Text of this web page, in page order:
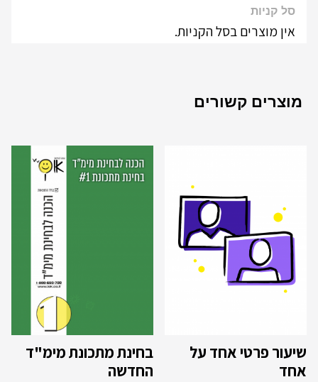
סל קניות
אין מוצרים בסל הקניות.
מוצרים קשורים
שיעור פרטי אחד על
אחד
בחינת מתכונת מימ"ד
החדשה